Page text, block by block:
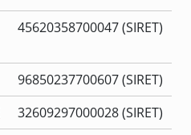
45620358700047 (SIRET)
96850237700607 (SIRET)
32609297000028 (SIRET)